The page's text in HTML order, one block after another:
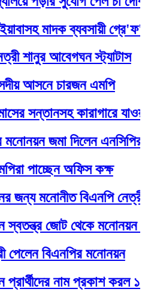
মাদক ব্যবসায়ী গ্রে'ফ'তা'র
শানুর আবেগঘন স্ট্যাটাস
চারজন এমপি
কারাগারে যাওয়া
জমা দিলেন এনসিপির
পাচ্ছেন অফিস কক্ষ
মনোনীত বিএনপি নেত্রী
জোট থেকে মনোনয়ন
বিএনপির মনোনয়ন
নাম প্রকাশ করল ১১